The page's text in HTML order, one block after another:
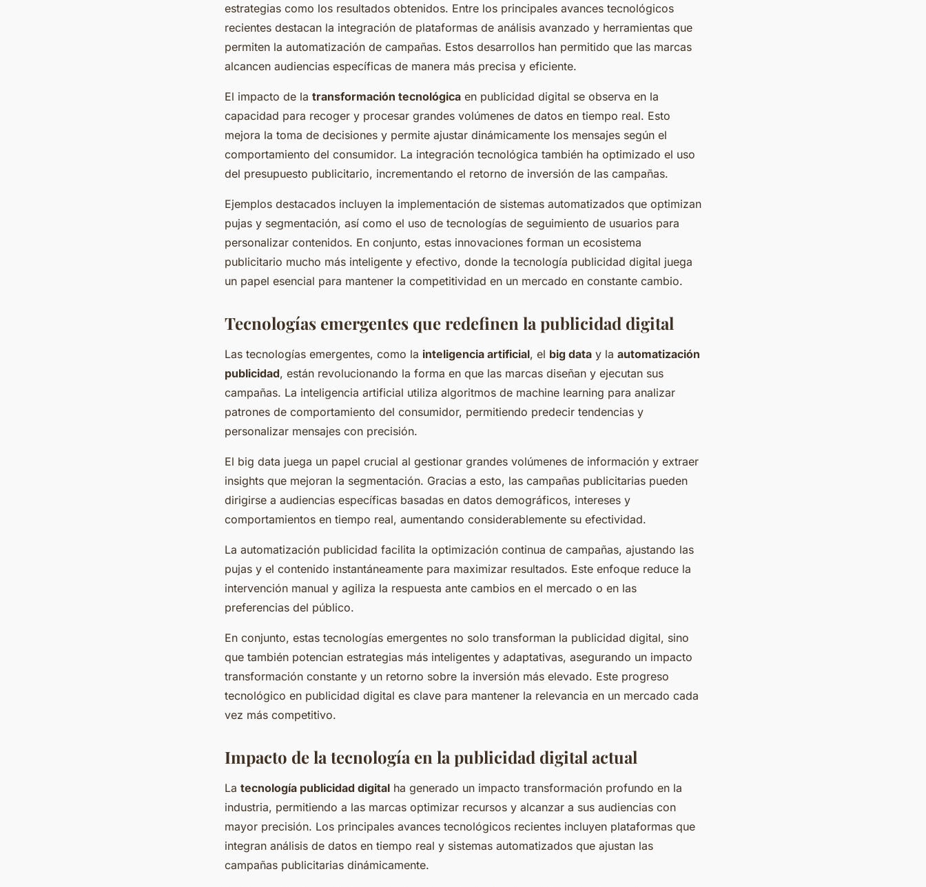
estrategias como los resultados obtenidos. Entre los principales avances tecnológicos
recientes destacan la integración de plataformas de análisis avanzado y herramientas que
permiten la automatización de campañas. Estos desarrollos han permitido que las marcas
alcancen audiencias específicas de manera más precisa y eficiente.
El impacto de la transformación tecnológica en publicidad digital se observa en la
capacidad para recoger y procesar grandes volúmenes de datos en tiempo real. Esto
mejora la toma de decisiones y permite ajustar dinámicamente los mensajes según el
comportamiento del consumidor. La integración tecnológica también ha optimizado el uso
del presupuesto publicitario, incrementando el retorno de inversión de las campañas.
Ejemplos destacados incluyen la implementación de sistemas automatizados que optimizan
pujas y segmentación, así como el uso de tecnologías de seguimiento de usuarios para
personalizar contenidos. En conjunto, estas innovaciones forman un ecosistema
publicitario mucho más inteligente y efectivo, donde la tecnología publicidad digital juega
un papel esencial para mantener la competitividad en un mercado en constante cambio.
Tecnologías emergentes que redefinen la publicidad digital
Las tecnologías emergentes, como la inteligencia artificial, el big data y la automatización
publicidad, están revolucionando la forma en que las marcas diseñan y ejecutan sus
campañas. La inteligencia artificial utiliza algoritmos de machine learning para analizar
patrones de comportamiento del consumidor, permitiendo predecir tendencias y
personalizar mensajes con precisión.
El big data juega un papel crucial al gestionar grandes volúmenes de información y extraer
insights que mejoran la segmentación. Gracias a esto, las campañas publicitarias pueden
dirigirse a audiencias específicas basadas en datos demográficos, intereses y
comportamientos en tiempo real, aumentando considerablemente su efectividad.
La automatización publicidad facilita la optimización continua de campañas, ajustando las
pujas y el contenido instantáneamente para maximizar resultados. Este enfoque reduce la
intervención manual y agiliza la respuesta ante cambios en el mercado o en las
preferencias del público.
En conjunto, estas tecnologías emergentes no solo transforman la publicidad digital, sino
que también potencian estrategias más inteligentes y adaptativas, asegurando un impacto
transformación constante y un retorno sobre la inversión más elevado. Este progreso
tecnológico en publicidad digital es clave para mantener la relevancia en un mercado cada
vez más competitivo.
Impacto de la tecnología en la publicidad digital actual
La tecnología publicidad digital ha generado un impacto transformación profundo en la
industria, permitiendo a las marcas optimizar recursos y alcanzar a sus audiencias con
mayor precisión. Los principales avances tecnológicos recientes incluyen plataformas que
integran análisis de datos en tiempo real y sistemas automatizados que ajustan las
campañas publicitarias dinámicamente.